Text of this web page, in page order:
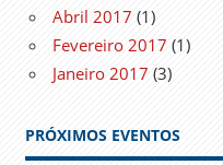
Abril 2017 (1)
Fevereiro 2017 (1)
Janeiro 2017 (3)
PRÓXIMOS EVENTOS